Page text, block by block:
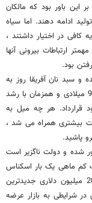
این باور بود که مالکان
ادامه دهند. اما سیاه
کافی در اختیار داشتند ،
ارتباطات بیرونی آنها
بود.
و سبد نان آفریقا روز به
روز خالی تر شد.از آن سو رابرت موگابه از اوایل دهه 90 میلادی و همزمان با رشد
قرارداد. هر چه میل به
بیشتری همراه می شد ،
شده و دولت ناگزیر است
کم ماهی یک بار اسکناس
درشت تر با صفرهای بیشتر منتشر کند. اسکناس 200 میلیون دلاری جدیدترین
شرایطی به بازار عرضه